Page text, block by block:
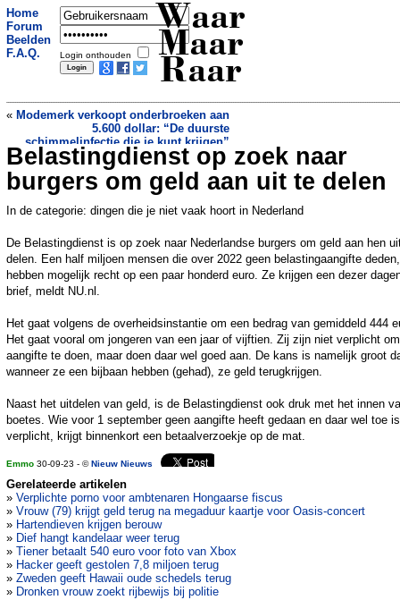
Home
Forum
Beelden
F.A.Q.
Login onthouden
Waar
Maar
Raar
« Modemerk verkoopt onderbroeken aan
5.600 dollar: “De duurste
schimmelinfectie die je kunt krijgen”
Deze vogelsoorten zijn 'per ongeluk' in
Nederland aan komen waaien»
Belastingdienst op zoek naar
burgers om geld aan uit te delen
In de categorie: dingen die je niet vaak hoort in Nederland
De Belastingdienst is op zoek naar Nederlandse burgers om geld aan hen
delen. Een half miljoen mensen die over 2022 geen belastingaangifte deden,
hebben mogelijk recht op een paar honderd euro. Ze krijgen een dezer
brief, meldt NU.nl.
Het gaat volgens de overheidsinstantie om een bedrag van gemiddeld 444
Het gaat vooral om jongeren van een jaar of vijftien. Zij zijn niet verplicht om
aangifte te doen, maar doen daar wel goed aan. De kans is namelijk groot
wanneer ze een bijbaan hebben (gehad), ze geld terugkrijgen.
Naast het uitdelen van geld, is de Belastingdienst ook druk met het innen
boetes. Wie voor 1 september geen aangifte heeft gedaan en daar wel toe is
verplicht, krijgt binnenkort een betaalverzoekje op de mat.
Emmo 30-09-23 - ©Nieuw Nieuws
Gerelateerde artikelen
» Verplichte porno voor ambtenaren Hongaarse fiscus
» Vrouw (79) krijgt geld terug na megaduur kaartje voor Oasis-concert
» Hartendieven krijgen berouw
» Dief hangt kandelaar weer terug
» Tiener betaalt 540 euro voor foto van Xbox
» Hacker geeft gestolen 7,8 miljoen terug
» Zweden geeft Hawaii oude schedels terug
» Dronken vrouw zoekt rijbewijs bij politie